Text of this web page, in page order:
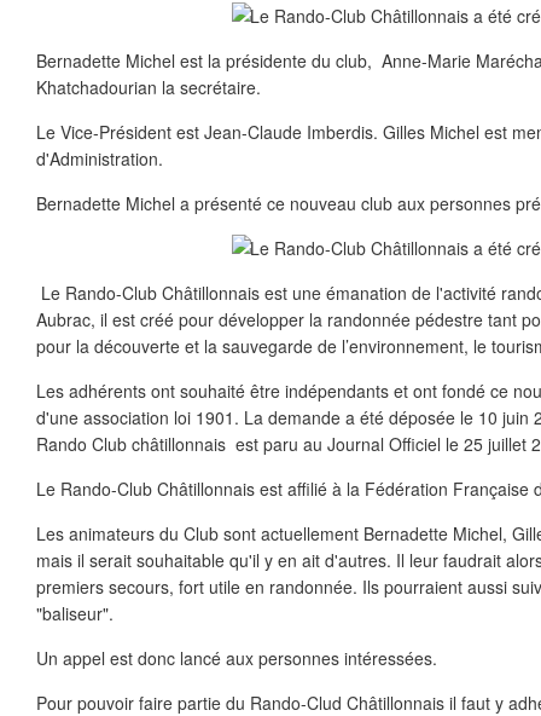
Bernadette Michel est la présidente du club, Anne-Marie
Khatchadourian la secrétaire.
Le Vice-Président est Jean-Claude Imberdis. Gilles Michel est
d'Administration.
Bernadette Michel a présenté ce nouveau club aux personnes
Le Rando-Club Châtillonnais est une émanation de l'activité
Aubrac, il est créé pour développer la randonnée pédestre tant
pour la découverte et la sauvegarde de l’environnement, le
Les adhérents ont souhaité être indépendants et ont fondé ce
d'une association loi 1901. La demande a été déposée le 10 juin
Rando Club châtillonnais est paru au Journal Officiel le 25 juillet
Le Rando-Club Châtillonnais est affilié à la Fédération Française
Les animateurs du Club sont actuellement Bernadette Michel,
mais il serait souhaitable qu'il y en ait d'autres. Il leur faudrait
premiers secours, fort utile en randonnée. Ils pourraient aussi
"baliseur".
Un appel est donc lancé aux personnes intéressées.
Pour pouvoir faire partie du Rando-Clud Châtillonnais il faut y